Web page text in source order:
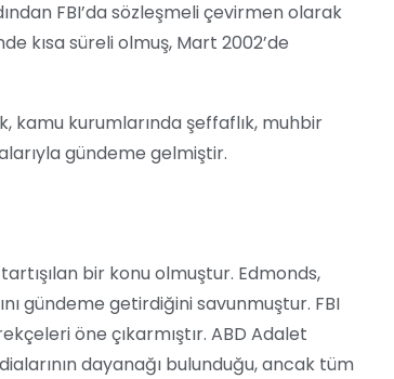
FBI’da sözleşmeli çevirmen olarak
kısa süreli olmuş, Mart 2002’de
kamu kurumlarında şeffaflık, muhbir
gündeme gelmiştir.
tartışılan bir konu olmuştur. Edmonds,
gündeme getirdiğini savunmuştur. FBI
öne çıkarmıştır. ABD Adalet
dayanağı bulunduğu, ancak tüm